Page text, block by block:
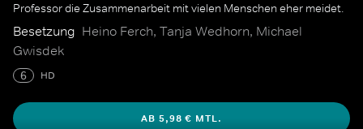
Professor die Zusammenarbeit mit vielen Menschen eher meidet.
Besetzung Heino Ferch, Tanja Wedhorn, Michael
Gwisdek
6 HD
AB 5,98 € MTL.